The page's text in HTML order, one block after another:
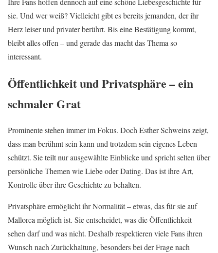
sie. Und wer weiß? Vielleicht gibt es bereits jemanden, der ihr
Herz leiser und privater berührt. Bis eine Bestätigung kommt,
bleibt alles offen – und gerade das macht das Thema so
interessant.
Öffentlichkeit und Privatsphäre – ein
schmaler Grat
Prominente stehen immer im Fokus. Doch Esther Schweins zeigt,
dass man berühmt sein kann und trotzdem sein eigenes Leben
schützt. Sie teilt nur ausgewählte Einblicke und spricht selten über
persönliche Themen wie Liebe oder Dating. Das ist ihre Art,
Kontrolle über ihre Geschichte zu behalten.
Privatsphäre ermöglicht ihr Normalität – etwas, das für sie auf
Mallorca möglich ist. Sie entscheidet, was die Öffentlichkeit
sehen darf und was nicht. Deshalb respektieren viele Fans ihren
Wunsch nach Zurückhaltung, besonders bei der Frage nach